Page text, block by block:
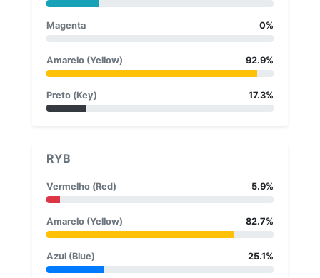
Magenta 0%
Amarelo (Yellow) 92.9%
Preto (Key) 17.3%
RYB
Vermelho (Red) 5.9%
Amarelo (Yellow) 82.7%
Azul (Blue) 25.1%